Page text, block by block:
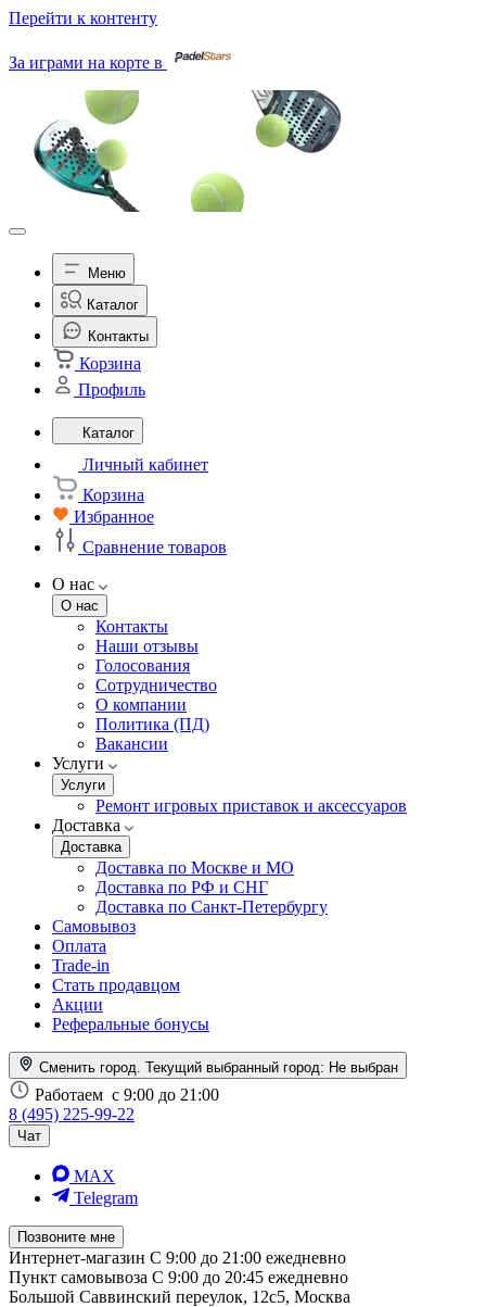
Перейти к контенту
За играми на корте в
Меню
Каталог
Контакты
Корзина
Профиль
Каталог
Личный кабинет
Корзина
Избранное
Сравнение товаров
О нас
О нас
Контакты
Наши отзывы
Голосования
Сотрудничество
О компании
Политика (ПД)
Вакансии
Услуги
Услуги
Ремонт игровых приставок и аксессуаров
Доставка
Доставка
Доставка по Москве и МО
Доставка по РФ и СНГ
Доставка по Санкт-Петербургу
Самовывоз
Оплата
Trade-in
Стать продавцом
Акции
Реферальные бонусы
Сменить город. Текущий выбранный город: Не выбран
Работаем с 9:00 до 21:00
8 (495) 225-99-22
Чат
MAX
Telegram
Позвоните мне
Интернет-магазин С 9:00 до 21:00 ежедневно
Пункт самовывоза С 9:00 до 20:45 ежедневно
Большой Саввинский переулок, 12с5, Москва